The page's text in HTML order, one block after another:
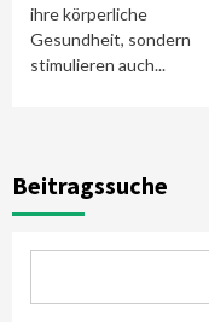
ihre körperliche
Gesundheit, sondern
stimulieren auch...
Beitragssuche